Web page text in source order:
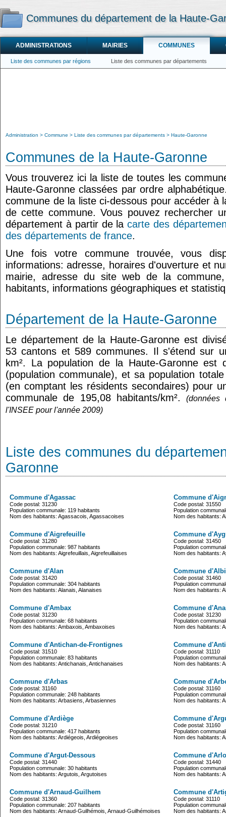
Communes du département de la Haute-
ADMINISTRATIONS MAIRIES COMMUNES
Liste des communes par régions Liste des communes par départements
Administration Commune Liste des communes par départements Haute-Garonne
Communes de la Haute-Garonne
Vous trouverez ici la liste de toutes les
Haute-Garonne classées par ordre
commune de la liste ci-dessous pour accéder à
de cette commune. Vous pouvez rechercher
département à partir de lacarte des
des départements de france.
Une fois votre commune trouvée, vous
informations: adresse, horaires d'ouverture et
mairie, adresse du site web de la
habitants, informations géographiques et
Département de la Haute-Garonne
Le département de la Haute-Garonne est
53 cantons et 589 communes. Il s'étend sur
km². La population de la Haute-Garonne est
(population communale), et sa population
(en comptant les résidents secondaires) pour
communale de 195,08 habitants/km².(données
l'INSEE pour l'année 2009)
Liste des communes du
Garonne
Commune d'Agassac
Code postal: 31230
Population communale: 119 habitants
Nom des habitants: Agassacois, Agassacoises
Commune
Code postal: 31550
Population
Nom des habitants:
Commune d'Aigrefeuille
Code postal: 31280
Population communale: 987 habitants
Nom des habitants: Aigrefeuillais, Aigrefeuillaises
Commune
Code postal: 31450
Population
Nom des habitants:
Commune d'Alan
Code postal: 31420
Population communale: 304 habitants
Nom des habitants: Alanais, Alanaises
Commune
Code postal: 31460
Population
Nom des habitants:
Commune d'Ambax
Code postal: 31230
Population communale: 68 habitants
Nom des habitants: Ambaxois, Ambaxoises
Commune
Code postal: 31230
Population
Nom des habitants:
Commune d'Antichan-de-Frontignes
Code postal: 31510
Population communale: 83 habitants
Nom des habitants: Antichanais, Antichanaises
Commune
Code postal: 31110
Population
Nom des habitants:
Commune d'Arbas
Code postal: 31160
Population communale: 248 habitants
Nom des habitants: Arbasiens, Arbasiennes
Commune
Code postal: 31160
Population
Nom des habitants:
Commune d'Ardiège
Code postal: 31210
Population communale: 417 habitants
Nom des habitants: Ardiégeois, Ardiégeoises
Commune
Code postal: 31160
Population
Nom des habitants:
Commune d'Argut-Dessous
Code postal: 31440
Population communale: 30 habitants
Nom des habitants: Argutois, Argutoises
Commune
Code postal: 31440
Population
Nom des habitants:
Commune d'Arnaud-Guilhem
Code postal: 31360
Population communale: 207 habitants
Nom des habitants: Arnaud-Guilhémois, Arnaud-Guilhémoises
Commune
Code postal: 31110
Population
Nom des habitants: